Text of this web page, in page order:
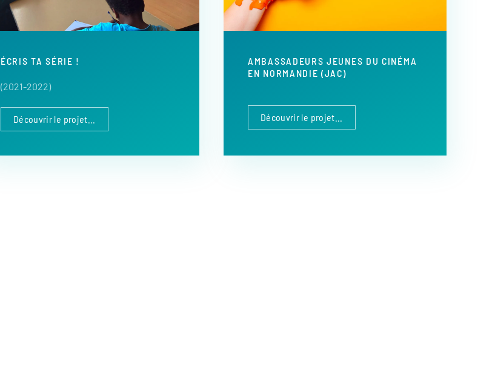
ÉCRIS TA SÉRIE !
(2021-2022)
Découvrir le projet...
AMBASSADEURS JEUNES DU CINÉMA
EN NORMANDIE (JAC)
Découvrir le projet...